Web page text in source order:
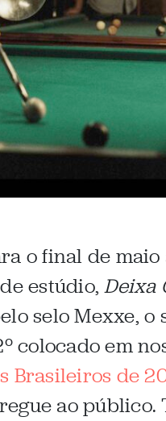
o final de maio
estúdio,Deixa
selo Mexxe, o
colocado em
Brasileiros de
ao público.